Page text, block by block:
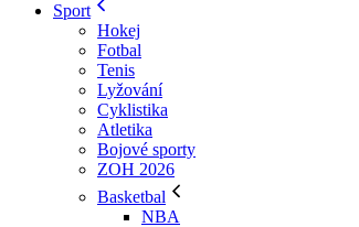
Sport
Hokej
Fotbal
Tenis
Lyžování
Cyklistika
Atletika
Bojové sporty
ZOH 2026
Basketbal
NBA